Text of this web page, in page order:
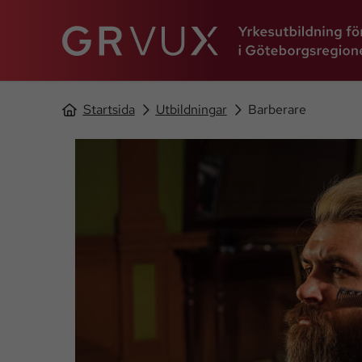
Startsida Utbildningar Barberare